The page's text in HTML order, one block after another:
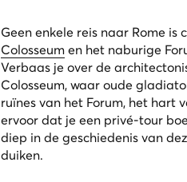
Geen enkele reis naar Rome is
Colosseumen het naburige
Verbaas je over de
Colosseum, waar oude
ruïnes van het Forum, het hart
ervoor dat je een privé-tour
diep in de geschiedenis van
duiken.